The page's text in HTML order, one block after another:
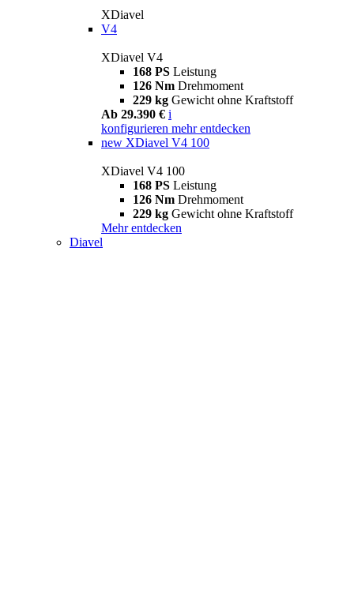
XDiavel
V4
XDiavel V4
168 PS Leistung
126 Nm Drehmoment
229 kg Gewicht ohne Kraftstoff
Ab 29.390 € i
konfigurieren mehr entdecken
new XDiavel V4 100
XDiavel V4 100
168 PS Leistung
126 Nm Drehmoment
229 kg Gewicht ohne Kraftstoff
Mehr entdecken
Diavel